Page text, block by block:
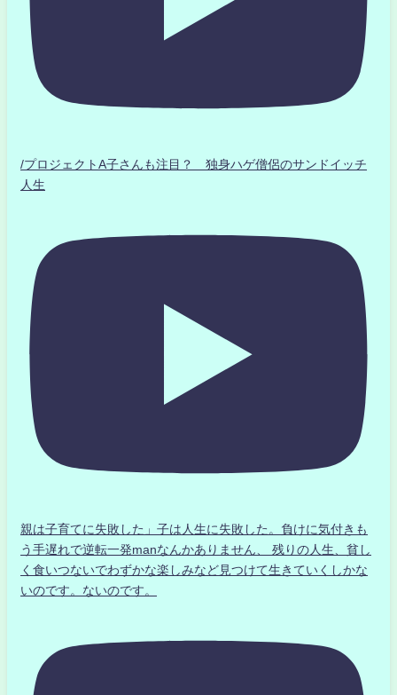
/プロジェクトA子さんも注目？ 独身ハゲ僧侶のサンドイッチ
人生
親は子育てに失敗した」子は人生に失敗した。負けに気付きも
う手遅れで逆転一発manなんかありません、 残りの人生、貧し
く食いつないでわずかな楽しみなど見つけて生きていくしかな
いのです。ないのです。